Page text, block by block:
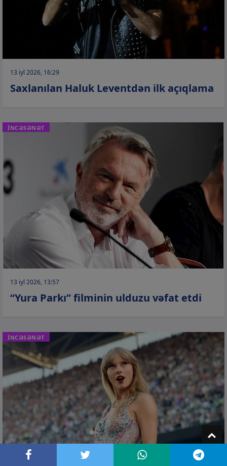
13 iyl 2026, 16:29
Saxlanılan Haluk Leventdən ilk açıqlama
İNCƏSƏNƏT
13 iyl 2026, 13:57
“Yura Parkı” filminin ulduzu vəfat etdi
İNCƏSƏNƏT